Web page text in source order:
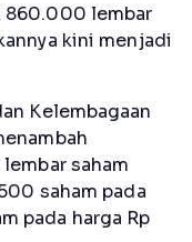
860.000 lembar
kini menjadi
Kelembagaan
saham
saham pada
pada harga Rp